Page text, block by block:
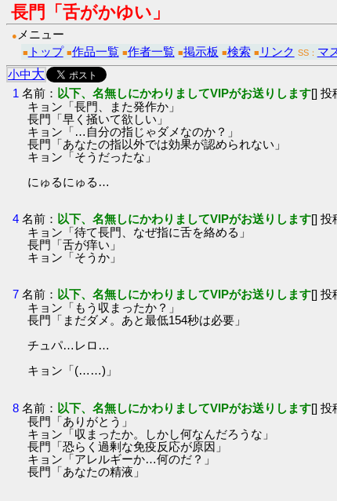
長門「舌がかゆい」
● メニュー
■ トップ ■作品一覧 ■作者一覧 ■掲示板 ■検索 ■ リンク SS： マ
小中大
1 名前： 以下、名無しにかわりましてVIPがお送りします[] 投
キョン「長門、また発作か」
長門「早く掻いて欲しい」
キョン「…自分の指じゃダメなのか？」
長門「あなたの指以外では効果が認められない」
キョン「そうだったな」
にゅるにゅる…
4 名前： 以下、名無しにかわりましてVIPがお送りします[] 投
キョン「待て長門、なぜ指に舌を絡める」
長門「舌が痒い」
キョン「そうか」
7 名前： 以下、名無しにかわりましてVIPがお送りします[] 投
キョン「もう収まったか？」
長門「まだダメ。あと最低154秒は必要」
チュパ…レロ…
キョン「(……)」
8 名前： 以下、名無しにかわりましてVIPがお送りします[] 投
長門「ありがとう」
キョン「収まったか。しかし何なんだろうな」
長門「恐らく過剰な免疫反応が原因」
キョン「アレルギーか…何のだ？」
長門「あなたの精液」